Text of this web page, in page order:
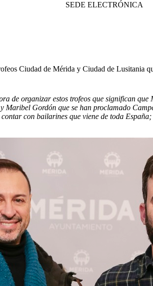
SEDE ELECTRÓNICA
Ciudad de Mérida y Ciudad de Lusitania
de organizar estos trofeos que significan
Gordón que se han proclamado
con bailarines que viene de toda